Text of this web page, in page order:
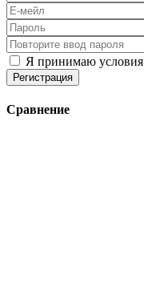
Я принимаю условия
Регистрация
Сравнение